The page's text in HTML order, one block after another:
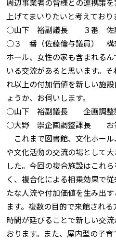
周辺事業者の皆様との連携策
上げてまいりたいと考えており
○山下 裕副議長 ３番 佐藤
○３ 番（佐藤倫与議員） 構
ホール、女性の家も含まれる
いる交流があると思います。
れ以上の付加価値を新しい施
ょうか、お伺いします。
○山下 裕副議長 企画調整
○大野 崇企画調整課長 お答
これまで図書館、文化ホー
や文化活動の交流の場として
した。今回の複合施設はこれ
く、複合化による相乗効果で
たな人流や付加価値を生み出
ます。複数の目的で来館され
時間が延びることで新しい交
おります。また、屋内型の子育